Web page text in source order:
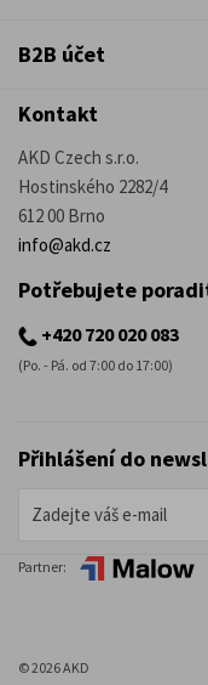
B2B účet
Kontakt
AKD Czech s.r.o.
Hostinského 2282/4
612 00 Brno
info@akd.cz
Potřebujete
+420 720 020 083
(Po. - Pá. od 7:00 do 17:00)
Přihlášení do
Partner:
© 2026 AKD